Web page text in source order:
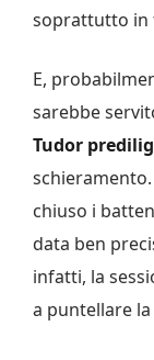
soprattutto in
E,
sarebbe
Tudor
chiuso i
data ben
infatti, la
a puntellare